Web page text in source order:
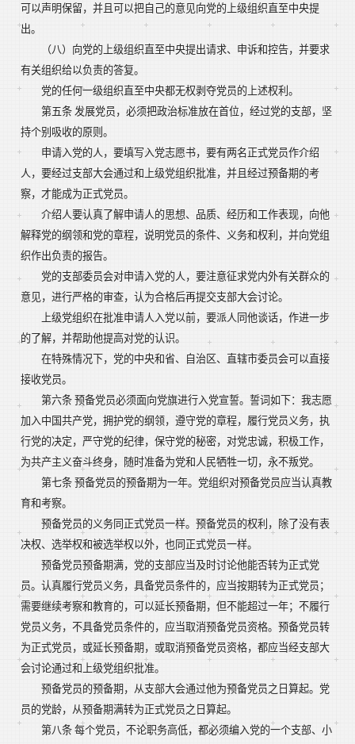
可以声明保留，并且可以把自己的意见向党的上级组织直至中央提
出。
（八）向党的上级组织直至中央提出请求、申诉和控告，并要求
有关组织给以负责的答复。
党的任何一级组织直至中央都无权剥夺党员的上述权利。
第五条 发展党员，必须把政治标准放在首位，经过党的支部，坚
持个别吸收的原则。
申请入党的人，要填写入党志愿书，要有两名正式党员作介绍
人，要经过支部大会通过和上级党组织批准，并且经过预备期的考
察，才能成为正式党员。
介绍人要认真了解申请人的思想、品质、经历和工作表现，向他
解释党的纲领和党的章程，说明党员的条件、义务和权利，并向党组
织作出负责的报告。
党的支部委员会对申请入党的人，要注意征求党内外有关群众的
意见，进行严格的审查，认为合格后再提交支部大会讨论。
上级党组织在批准申请人入党以前，要派人同他谈话，作进一步
的了解，并帮助他提高对党的认识。
在特殊情况下，党的中央和省、自治区、直辖市委员会可以直接
接收党员。
第六条 预备党员必须面向党旗进行入党宣誓。誓词如下：我志愿
加入中国共产党，拥护党的纲领，遵守党的章程，履行党员义务，执
行党的决定，严守党的纪律，保守党的秘密，对党忠诚，积极工作，
为共产主义奋斗终身，随时准备为党和人民牺牲一切，永不叛党。
第七条 预备党员的预备期为一年。党组织对预备党员应当认真教
育和考察。
预备党员的义务同正式党员一样。预备党员的权利，除了没有表
决权、选举权和被选举权以外，也同正式党员一样。
预备党员预备期满，党的支部应当及时讨论他能否转为正式党
员。认真履行党员义务，具备党员条件的，应当按期转为正式党员；
需要继续考察和教育的，可以延长预备期，但不能超过一年；不履行
党员义务，不具备党员条件的，应当取消预备党员资格。预备党员转
为正式党员，或延长预备期，或取消预备党员资格，都应当经支部大
会讨论通过和上级党组织批准。
预备党员的预备期，从支部大会通过他为预备党员之日算起。党
员的党龄，从预备期满转为正式党员之日算起。
第八条 每个党员，不论职务高低，都必须编入党的一个支部、小